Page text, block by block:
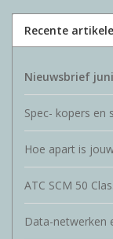
Recente
Nieuwsbrief
Spec- kopers en
Hoe apart is
ATC SCM 50
Data-netwerken